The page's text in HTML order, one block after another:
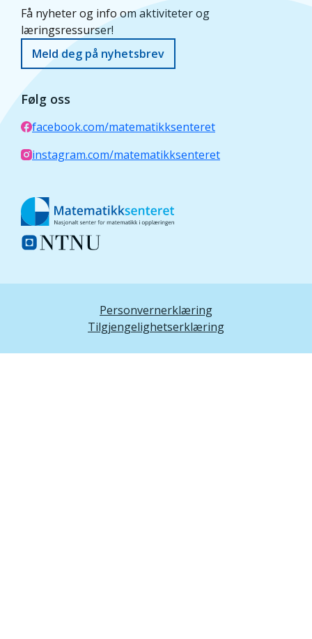
Få nyheter og info om aktiviteter og
læringsressurser!
Meld deg på nyhetsbrev
Følg oss
facebook.com/matematikksenteret
instagram.com/matematikksenteret
Personvernerklæring
Tilgjengelighetserklæring